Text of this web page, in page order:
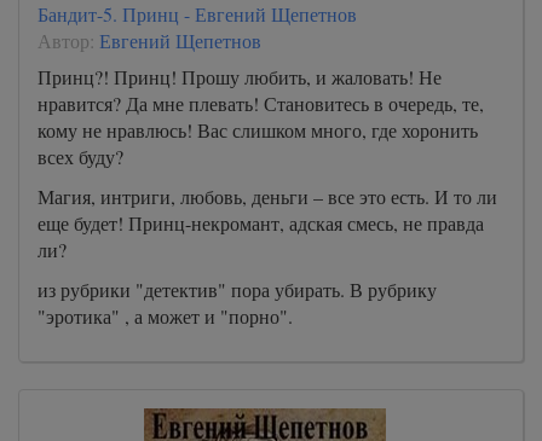
Бандит-5. Принц - Евгений Щепетнов
Автор: Евгений Щепетнов
Принц?! Принц! Прошу любить, и жаловать! Не
нравится? Да мне плевать! Становитесь в очередь, те,
кому не нравлюсь! Вас слишком много, где хоронить
всех буду?
Магия, интриги, любовь, деньги – все это есть. И то ли
еще будет! Принц-некромант, адская смесь, не правда
ли?
из рубрики "детектив" пора убирать. В рубрику
"эротика" , а может и "порно".